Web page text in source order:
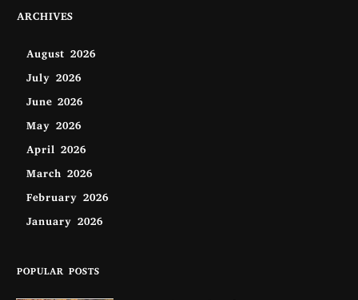
ARCHIVES
August 2026
July 2026
June 2026
May 2026
April 2026
March 2026
February 2026
January 2026
POPULAR POSTS